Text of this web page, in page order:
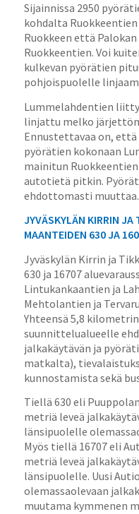
Sijainnissa 2950
kohdalta
Ruokkeen että
Ruokkeentien. Voi
kulkevan pyörätien
pohjoispuolelle
Lummelahdentien
linjattu melko
Ennustettavaa on,
pyörätien kokonaan
mainitun
autotietä pitkin.
ehdottomasti muuttaa.
JYVÄSKYLÄN KIRRIN JA
MAANTEIDEN 630 JA
Jyväskylän Kirrin ja
630 ja 16707
Lintukankaantien ja
Mehtolantien ja
Yhteensä 5,8
suunnittelualueelle
jalkakäytävän ja
matkalta),
kunnostamista sekä
Tiellä 630 eli
metriä leveä
länsipuolelle
Myös tiellä 16707 eli
metriä leveä
länsipuolelle. Uusi
olemassaolevaan
muutama kymmenen